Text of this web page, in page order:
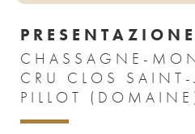
PRESENTAZIONE
CHASSAGNE-
CRU CLOS SAINT-
PILLOT